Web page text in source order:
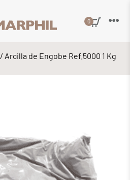
0
/ Arcilla de Engobe Ref.5000 1 Kg